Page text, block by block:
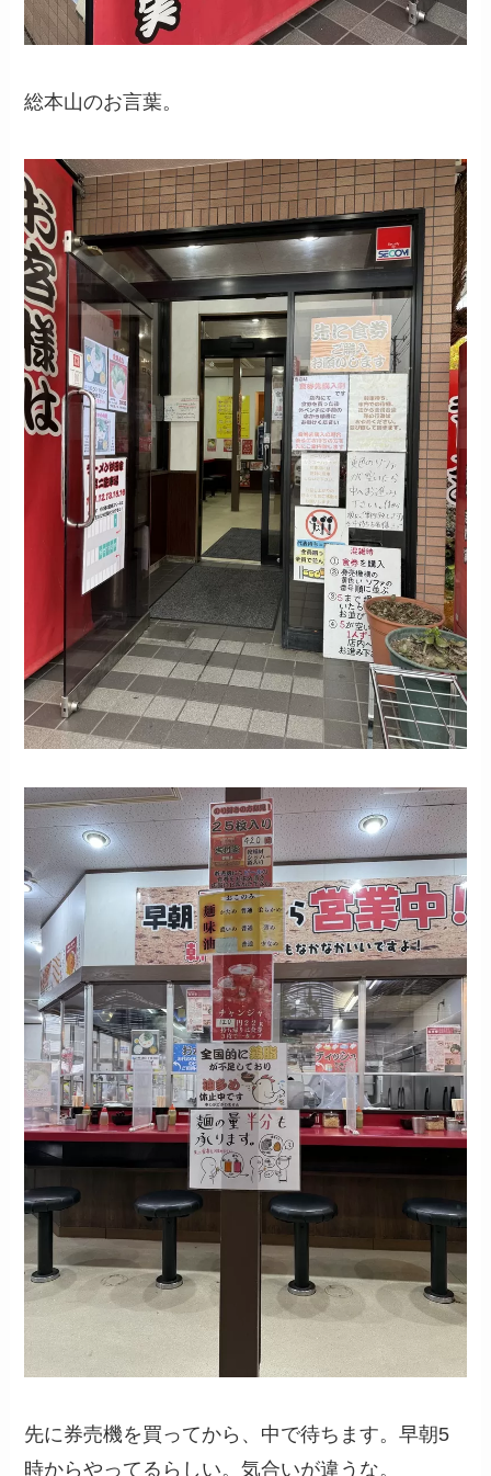
総本山のお言葉。
先に券売機を買ってから、中で待ちます。早朝5
時からやってるらしい。気合いが違うな。